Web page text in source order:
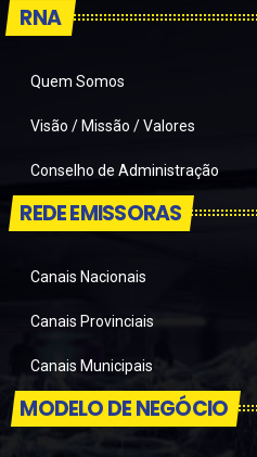
RNA
Quem Somos
Visão / Missão / Valores
Conselho de Administração
REDE EMISSORAS
Canais Nacionais
Canais Provinciais
Canais Municipais
MODELO DE NEGÓCIO